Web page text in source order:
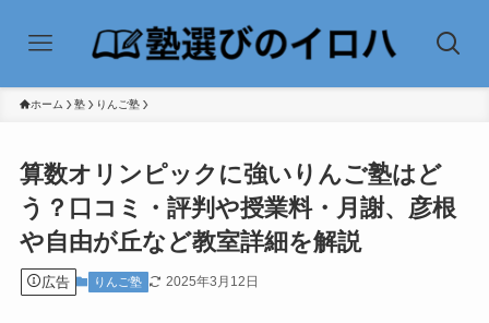
ホーム 塾 りんご塾
算数オリンピックに強いりんご塾はど
う？口コミ・評判や授業料・月謝、彦根
や自由が丘など教室詳細を解説
広告 りんご塾 2025年3月12日